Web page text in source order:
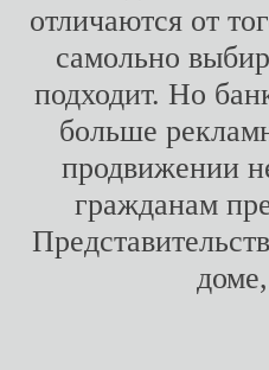
отличаются от
самольно
подходит. Но
больше
продвижении
гражданам